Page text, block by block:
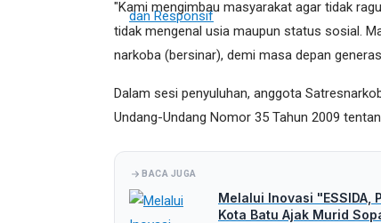
"Kami mengimbau masyarakat agar tidak
tidak mengenal usia maupun status sosial.
narkoba (bersinar), demi masa depan
Dalam sesi penyuluhan, anggota
Undang-Undang Nomor 35 Tahun 2009
BACA JUGA
Melalui Inovasi "ESSIDA,
Kota Batu Ajak Murid